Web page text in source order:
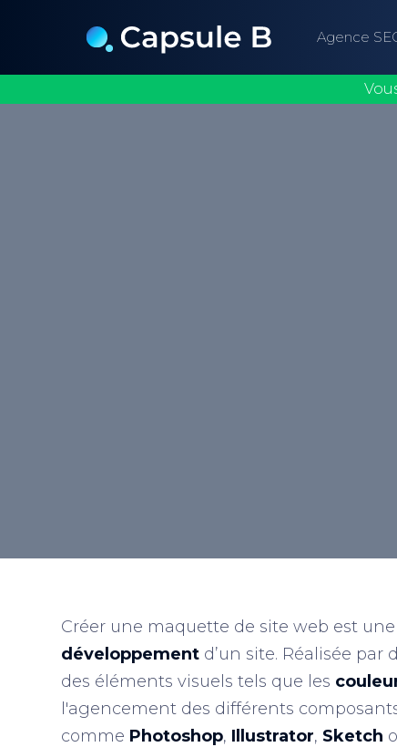
Agence
Créer une maquette de site web est
développement d’un site. Réalisée par
des éléments visuels tels que les
l'agencement des différents
comme Photoshop, Illustrator, Sketch